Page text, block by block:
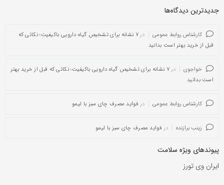
جدیدترین دیدگاه‌‌ها
کارشناس روابط عمومی در
۷ نشانه برای تشخیص گیاه دارویی باکیفیت؛ نکاتی که
قبل از خرید بهتر است بدانید
خواجوی در
۷ نشانه برای تشخیص گیاه دارویی باکیفیت؛ نکاتی که قبل از خرید بهتر
است بدانید
کارشناس روابط عمومی در فواید مصرف چای سبز با لیمو
زینب برازنده در فواید مصرف چای سبز با لیمو
پیوندهای ویژه سلامت
ایران وی تورز